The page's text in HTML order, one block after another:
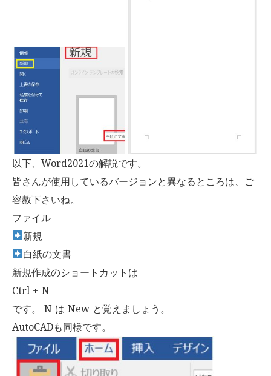
以下、Word2021の解説です。
皆さんが使用しているバージョンと異なるところは、ご
容赦下さいね。
ファイル
新規
白紙の文書
新規作成のショートカットは
Ctrl + N
です。 N は New と覚えましょう。
AutoCADも同様です。